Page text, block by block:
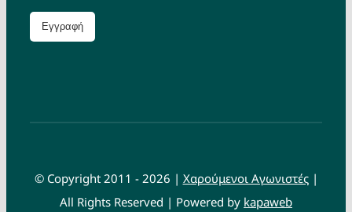
© Copyright 2011 - 2026 | Χαρούμενοι Αγωνιστές|
All Rights Reserved | Powered by kapaweb